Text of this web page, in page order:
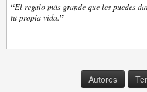
“El regalo más grande que les puedes
tu propia vida.”
Autores